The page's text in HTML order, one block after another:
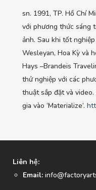
sn. 1991, TP. Hồ Chí
với phương thức sáng
ảnh. Sau khi tốt
Wesleyan, Hoa Kỳ và
Hays –Brandeis
thử nghiệp với các
thuật sắp đặt và
gia vào ‘Materialize‘.
Liên hệ:
Email: